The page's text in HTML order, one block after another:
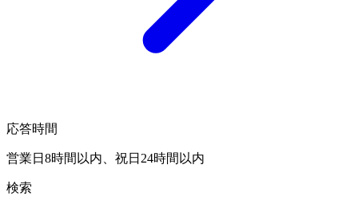
応答時間
営業日8時間以内、祝日24時間以内
検索